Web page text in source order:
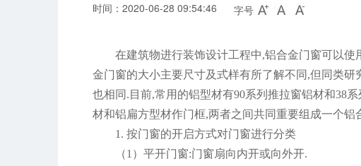
时间：2020-06-28 09:54:46 字号
在建筑物进行装饰设计工程中,铝合金门窗可以
金门窗的大小主要尺寸及式样有所了解不同,但同类
也相同.目前,常用的铝型材有90系列推拉窗铝材和38
材和铝扁方型材作门框,两者之间共同重要组成一个铝
1. 按门窗的开启方式对门窗进行分类
（1）平开门窗:门窗扇向内开或向外开.